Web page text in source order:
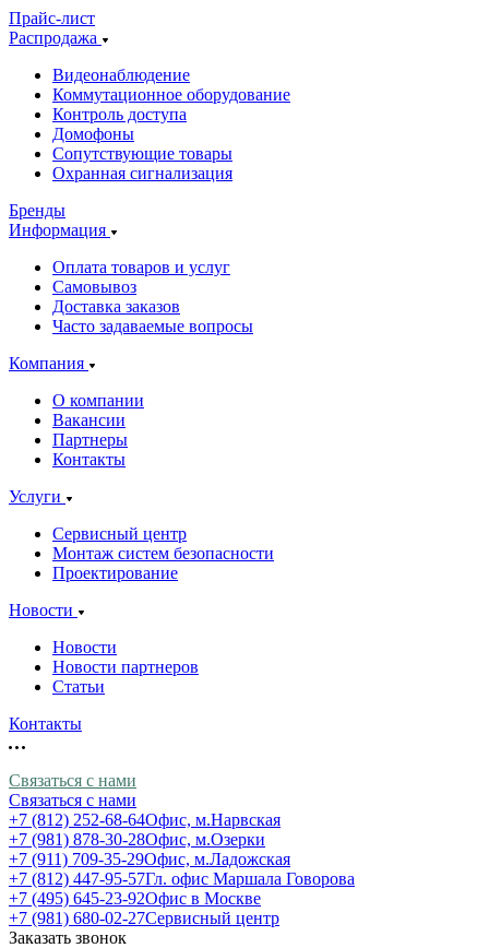
Прайс-лист
Распродажа
Видеонаблюдение
Коммутационное оборудование
Контроль доступа
Домофоны
Сопутствующие товары
Охранная сигнализация
Бренды
Информация
Оплата товаров и услуг
Самовывоз
Доставка заказов
Часто задаваемые вопросы
Компания
О компании
Вакансии
Партнеры
Контакты
Услуги
Сервисный центр
Монтаж систем безопасности
Проектирование
Новости
Новости
Новости партнеров
Статьи
Контакты
Связаться с нами
Связаться с нами
+7 (812) 252-68-64Офис, м.Нарвская
+7 (981) 878-30-28Офис, м.Озерки
+7 (911) 709-35-29Офис, м.Ладожская
+7 (812) 447-95-57Гл. офис Маршала Говорова
+7 (495) 645-23-92Офис в Москве
+7 (981) 680-02-27Сервисный центр
Заказать звонок